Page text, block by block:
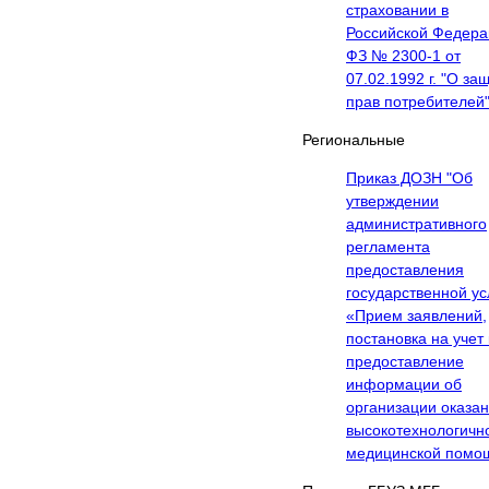
страховании в
Российской
ФЗ № 2300-1 от
07.02.1992 г. "О
прав потребителей"
Региональные
Приказ ДОЗН "Об
утверждении
административного
регламента
предоставления
государственной
«Прием заявлений,
постановка на учет
предоставление
информации об
организации
медицинской